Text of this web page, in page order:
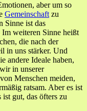
aber um so
Gemeinschaft zu
Sinne ist das
weiteren Sinne heißt
die nach der
in uns stärker. Und
andere Ideale haben,
in unserer
Menschen meiden,
ratsam. Aber es ist
ist gut, das öfters zu